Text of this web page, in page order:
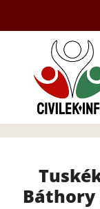
tartalomba